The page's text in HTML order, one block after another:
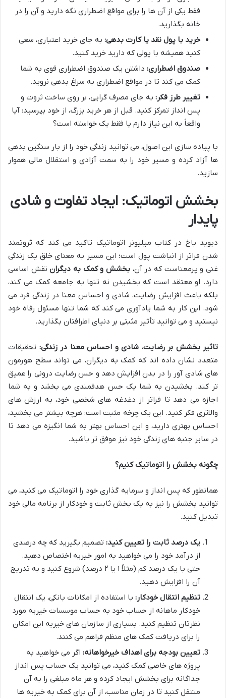
فقط یکی از آن ها را برای مواقع اضطراری نگه دارید و آن را در
خانه بگذارید.
خرید با پول نقد یا کارت بدهی: به جای خرید اعتباری، سعی
کنید همیشه با پولی که دارید خرید کنید.
صندوق اضطراری: داشتن یک صندوق اضطراری قوی به شما
کمک می کند تا در مواقع اضطراری به سراغ بدهی نروید.
تغییر طرز فکر: به جای مصرف گرایی، بر روی ساخت ثروت و
پس انداز تمرکز کنید. قبل از هر خرید بزرگ، از خود بپرسید: آیا
واقعاً به این نیاز دارم یا فقط یک خواسته است؟
با پیاده سازی این اصول، می توانید زندگی خود را از بار سنگین بدهی
ها آزاد کرده و مسیر خود را به سمت آزادی و استقلال مالی هموار
سازید.
بخشش اتوماتیک: ایجاد تفاوت و شادی
پایدار
دیوید باخ در کتاب میلیونر اتوماتیک تاکید می کند که ثروتمند
شدن فراتر از انباشت پول است؛ این مسیر به معنای خلق یک زندگی
غنی و پرمعناست که در آن، بخشش و کمک به دیگراننقش اساسی
دارد. او معتقد است که بخشیدن نه تنها به جامعه کمک می کند،
بلکه باعث افزایش رضایت، شادی و احساس معنا در زندگی فرد می
شود. این کار به شما یادآوری می کند که شما تنها مسئول رفاه خود
نیستید و می توانید تأثیر مثبتی بر دنیای اطرافتان بگذارید.
تاثیر بخشش بر رضایت، شادی و احساس معنا در زندگی: تحقیقات
متعدد نشان داده اند که کمک به دیگران، می تواند سطح هورمون
های شادی آور را در بدن افزایش دهد و حس رضایت درونی را عمیق
تر کند. بخشیدن به شما یک حس هدفمندی می بخشد و به شما
اجازه می دهد تا فراتر از دغدغه های شخصی خود، به ارزش های
والاتری فکر کنید. این یک چرخه مثبت است: هرچه بیشتر می بخشید،
احساس بهتری دارید، و این احساس بهتر به شما انگیزه می دهد تا
در سایر جنبه های زندگی خود نیز موفق تر باشید.
چگونه بخشش را اتوماتیک کنیم؟
همانطور که پس انداز و سرمایه گذاری خود را اتوماتیک می کنید، می
توانید بخشش را نیز به یک بخش ثابت و خودکار از برنامه مالی خود
تبدیل کنید.
یک درصد ثابت را تعیین کنید: تصمیم بگیرید که چه درصدی
از درآمد خود را می خواهید به امور خیریه اختصاص دهید.
حتی با یک درصد کم (مثلاً ۱ یا ۲ درصد) شروع کنید و به تدریج
آن را افزایش دهید.
تنظیم انتقال خودکار: با استفاده از امکانات بانکی، یک انتقال
خودکار ماهانه از حساب خود به حساب موسسات خیریه مورد
نظرتان تنظیم کنید. بسیاری از سازمان های خیریه این امکان
را برای دریافت کمک های منظم فراهم می کنند.
تعیین بودجه برای اهداف خیرخواهانه: اگر می خواهید به
پروژه های خاصی کمک کنید، می توانید یک حساب پس انداز
جداگانه برای بخشش ایجاد کرده و هر ماه مبلغی را به آن
منتقل کنید تا در زمان مناسب، از آن برای کمک به خیریه ها